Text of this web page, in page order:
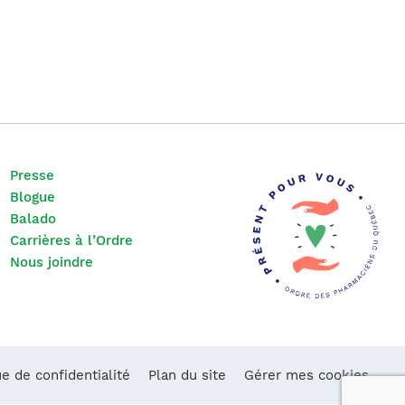
Presse
Blogue
Balado
Carrières à l’Ordre
Nous joindre
de confidentialité Plan du site Gérer mes cookies